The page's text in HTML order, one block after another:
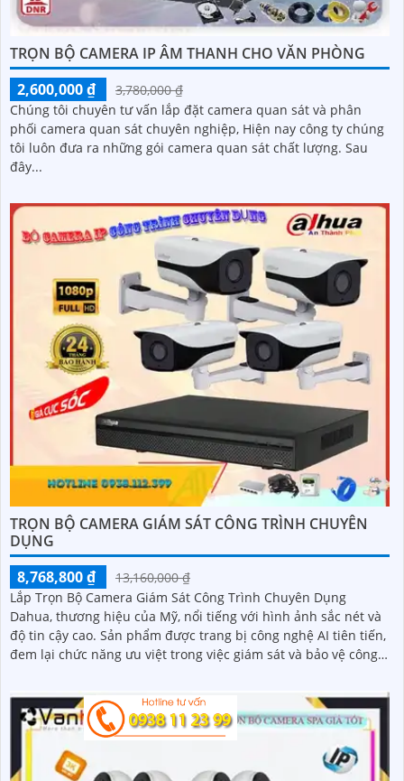
TRỌN BỘ CAMERA IP ÂM THANH CHO VĂN PHÒNG
2,600,000 ₫
3,780,000 ₫
Chúng tôi chuyên tư vấn lắp đặt camera quan sát và phân
phối camera quan sát chuyên nghiệp, Hiện nay công ty chúng
tôi luôn đưa ra những gói camera quan sát chất lượng. Sau
đây...
TRỌN BỘ CAMERA GIÁM SÁT CÔNG TRÌNH CHUYÊN
DỤNG
8,768,800 ₫
13,160,000 ₫
Lắp Trọn Bộ Camera Giám Sát Công Trình Chuyên Dụng
Dahua, thương hiệu của Mỹ, nổi tiếng với hình ảnh sắc nét và
độ tin cậy cao. Sản phẩm được trang bị công nghệ AI tiên tiến,
đem lại chức năng ưu việt trong việc giám sát và bảo vệ công